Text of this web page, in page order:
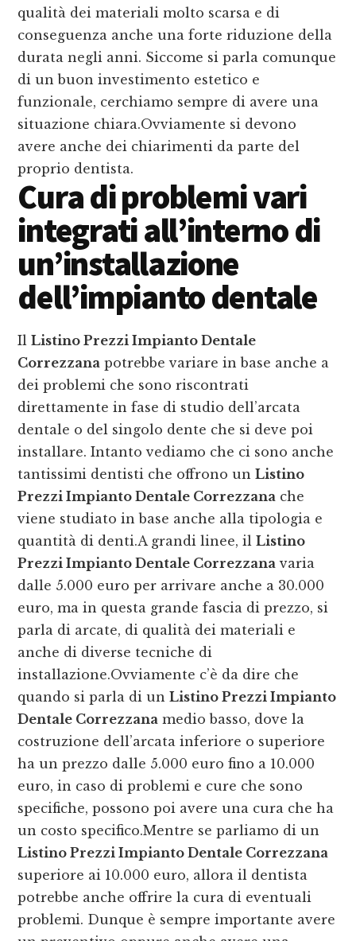
qualità dei materiali molto scarsa e di
conseguenza anche una forte riduzione della
durata negli anni. Siccome si parla comunque
di un buon investimento estetico e
funzionale, cerchiamo sempre di avere una
situazione chiara.Ovviamente si devono
avere anche dei chiarimenti da parte del
proprio dentista.
Cura di problemi vari
integrati all’interno di
un’installazione
dell’impianto dentale
IlListino Prezzi Impianto Dentale
Correzzana potrebbe variare in base anche a
dei problemi che sono riscontrati
direttamente in fase di studio dell’arcata
dentale o del singolo dente che si deve poi
installare. Intanto vediamo che ci sono anche
tantissimi dentisti che offrono unListino
Prezzi Impianto Dentale Correzzana che
viene studiato in base anche alla tipologia e
quantità di denti.A grandi linee, ilListino
Prezzi Impianto Dentale Correzzana varia
dalle 5.000 euro per arrivare anche a 30.000
euro, ma in questa grande fascia di prezzo, si
parla di arcate, di qualità dei materiali e
anche di diverse tecniche di
installazione.Ovviamente c’è da dire che
quando si parla di unListino Prezzi Impianto
Dentale Correzzana medio basso, dove la
costruzione dell’arcata inferiore o superiore
ha un prezzo dalle 5.000 euro fino a 10.000
euro, in caso di problemi e cure che sono
specifiche, possono poi avere una cura che ha
un costo specifico.Mentre se parliamo di un
Listino Prezzi Impianto Dentale Correzzana
superiore ai 10.000 euro, allora il dentista
potrebbe anche offrire la cura di eventuali
problemi. Dunque è sempre importante avere